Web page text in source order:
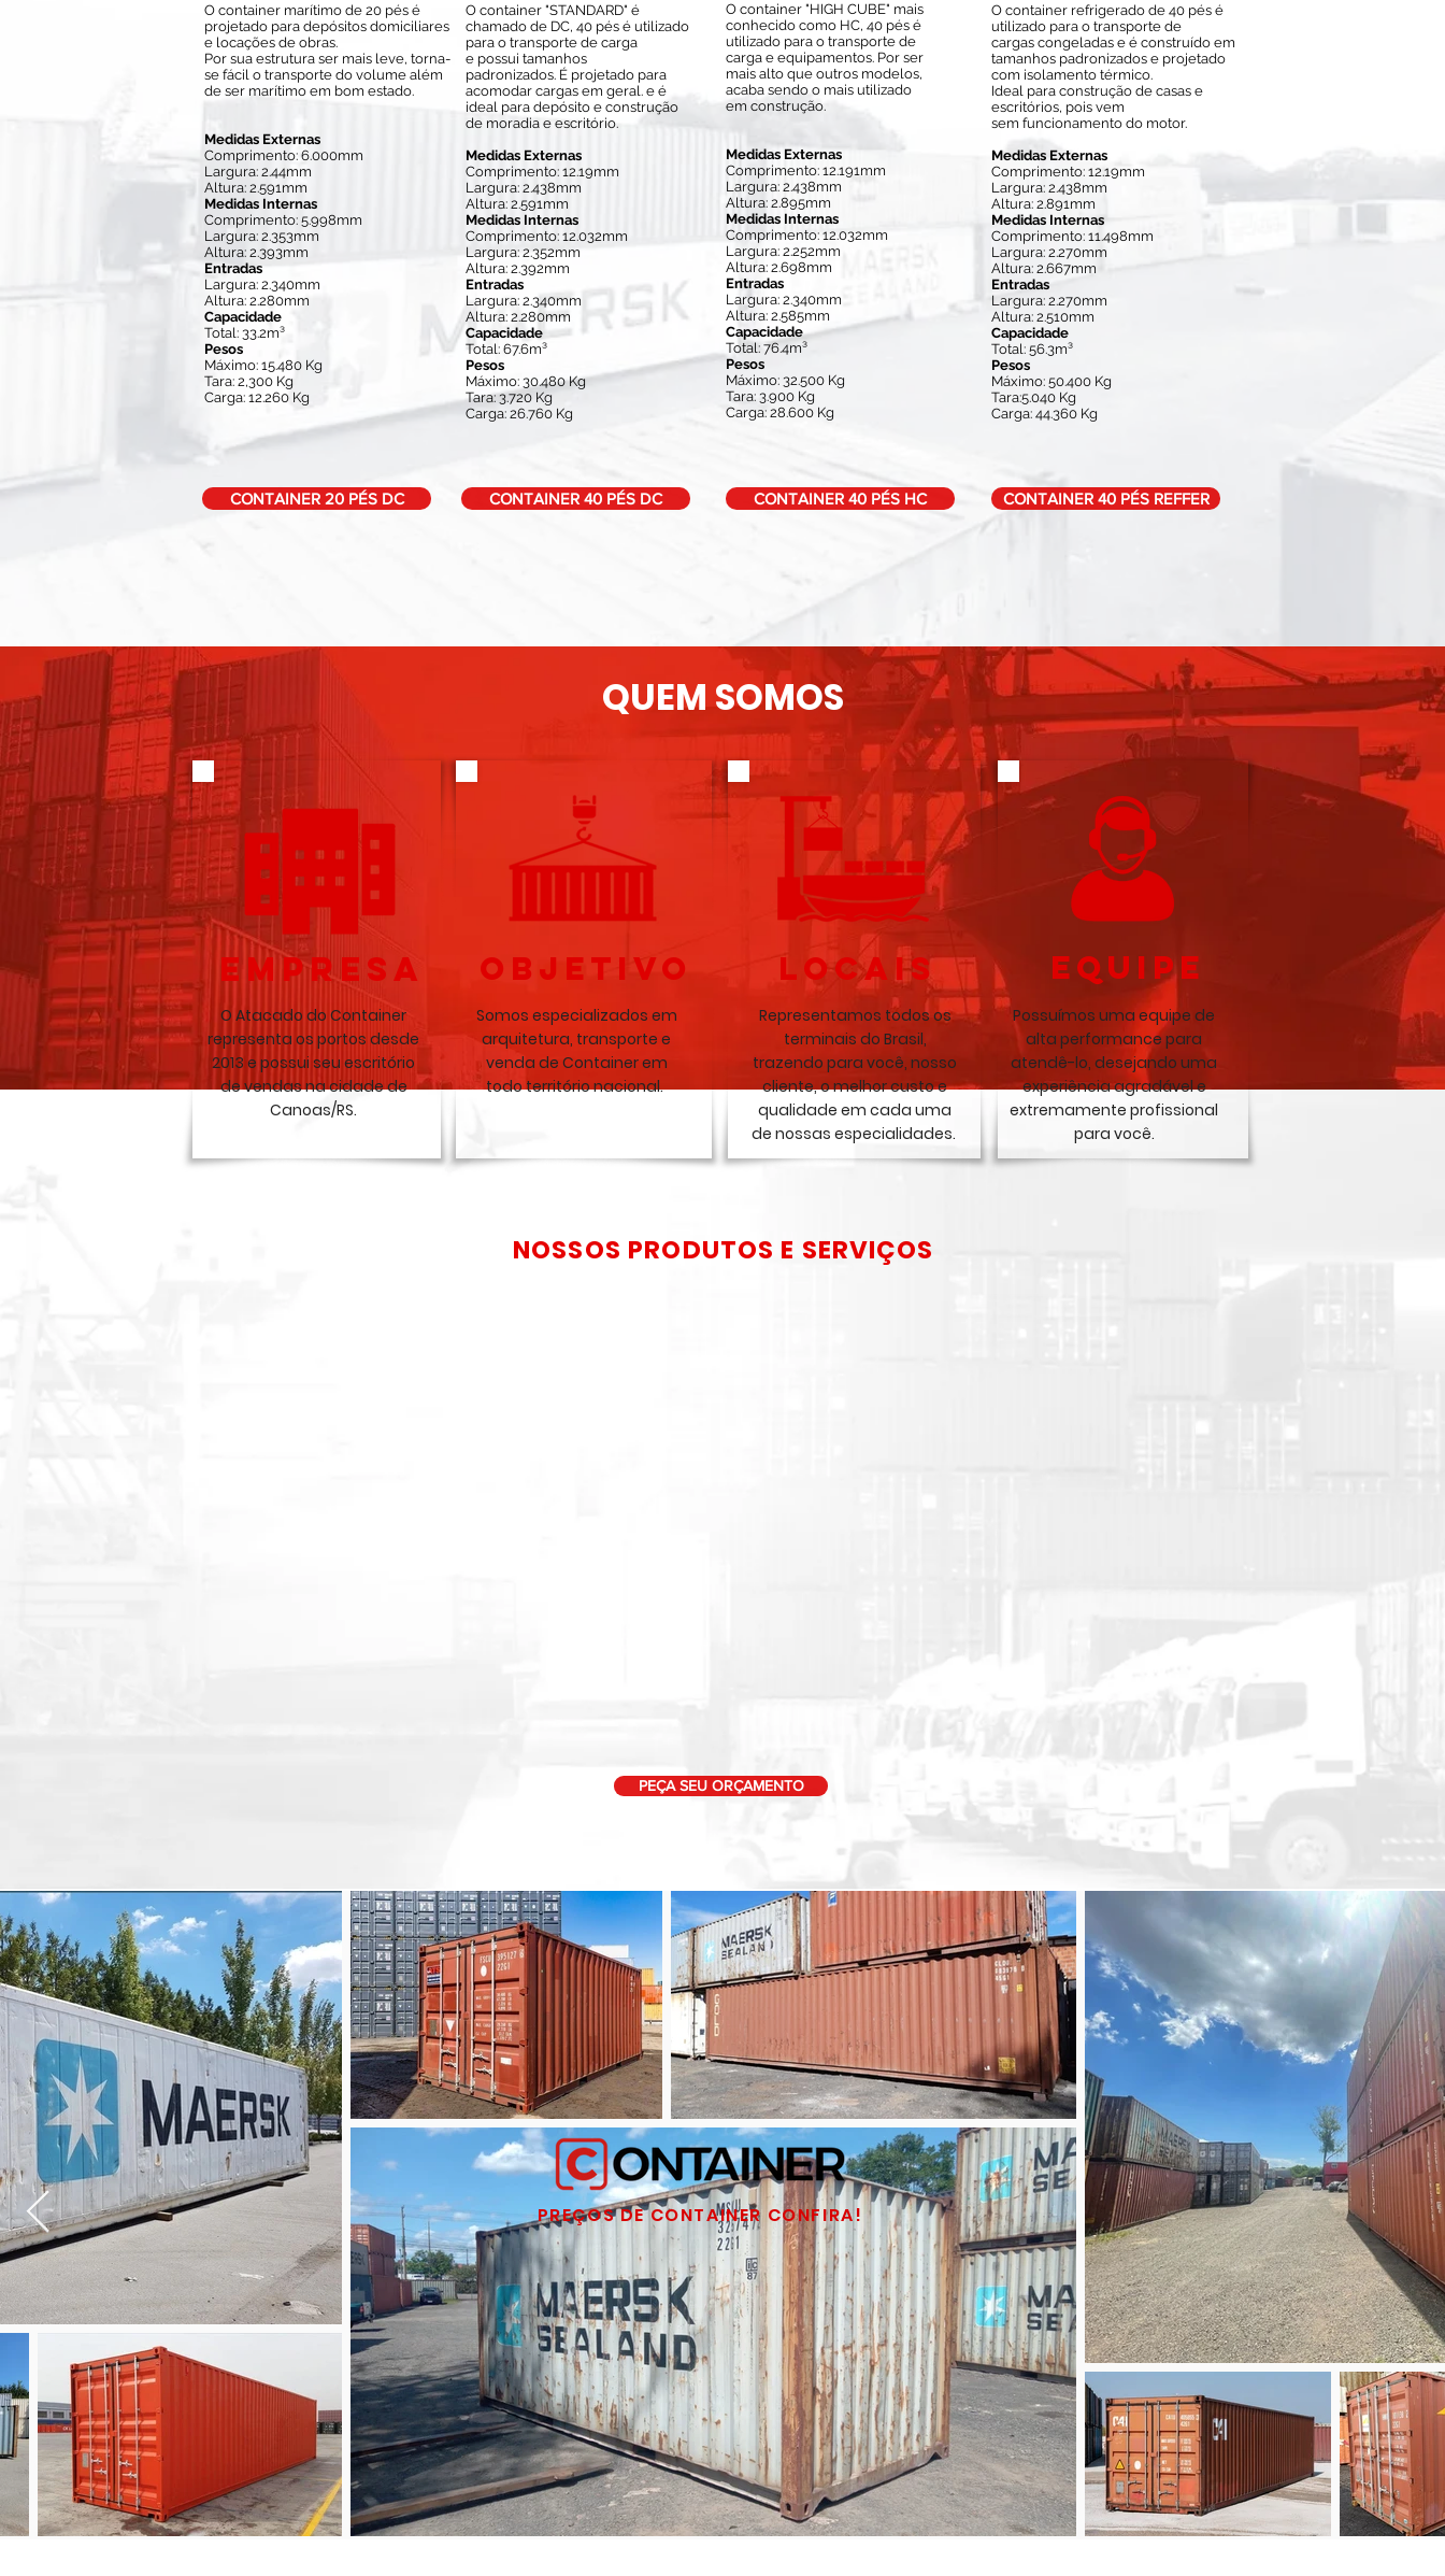
O container marítimo de 20 pés é
projetado para depósitos domiciliares
e locações de obras.
Por sua estrutura ser mais leve, torna-
se fácil o transporte do volume além
de ser marítimo em bom estado.
Medidas Externas
Comprimento: 6.000mm
Largura: 2.44mm
Altura: 2.591mm
Medidas Internas
Comprimento: 5.998mm
Largura: 2.353mm
Altura: 2.393mm
Entradas
Largura: 2.340mm
Altura: 2.280mm
Capacidade
Total: 33.2m³
Pesos
Máximo: 15.480 Kg
Tara: 2,300 Kg
Carga: 12.260 Kg
O container "STANDARD" é
chamado de DC, 40 pés é utilizado
para o transporte de carga
e possui tamanhos
padronizados. É projetado para
acomodar cargas em geral. e é
ideal para depósito e construção
de moradia e escritório.
Medidas Externas
Comprimento: 12.19mm
Largura: 2.438mm
Altura: 2.591mm
Medidas Internas
Comprimento: 12.032mm
Largura: 2.352mm
Altura: 2.392mm
Entradas
Largura: 2.340mm
Altura: 2.280mm
Capacidade
Total: 67.6m³
Pesos
Máximo: 30.480 Kg
Tara: 3.720 Kg
Carga: 26.760 Kg
O container "HIGH CUBE" mais
conhecido como HC, 40 pés é
utilizado para o transporte de
carga e equipamentos. Por ser
mais alto que outros modelos,
acaba sendo o mais utilizado
em construção.
Medidas Externas
Comprimento: 12.191mm
Largura: 2.438mm
Altura: 2.895mm
Medidas Internas
Comprimento: 12.032mm
Largura: 2.252mm
Altura: 2.698mm
Entradas
Largura: 2.340mm
Altura: 2.585mm
Capacidade
Total: 76.4m³
Pesos
Máximo: 32.500 Kg
Tara: 3.900 Kg
Carga: 28.600 Kg
O container refrigerado de 40 pés é
utilizado para o transporte de
cargas congeladas e é construído em
tamanhos padronizados e projetado
com isolamento térmico.
Ideal para construção de casas e
escritórios, pois vem
sem funcionamento do motor.
Medidas Externas
Comprimento: 12.19mm
Largura: 2.438mm
Altura: 2.891mm
Medidas Internas
Comprimento: 11.498mm
Largura: 2.270mm
Altura: 2.667mm
Entradas
Largura: 2.270mm
Altura: 2.510mm
Capacidade
Total: 56.3m³
Pesos
Máximo: 50.400 Kg
Tara:5.040 Kg
Carga: 44.360 Kg
CONTAINER 20 PÉS DC CONTAINER 40 PÉS DC CONTAINER 40 PÉS HC CONTAINER 40 PÉS REFFER
NOSSOS PRODUTOS E SERVIÇOS
PEÇA SEU ORÇAMENTO
QUEM SOMOS
EMPRESA OBJETIVO LOCAIS equipe
O Atacado do Container
representa os portos desde
2013 e possui seu escritório
de vendas na cidade de
Canoas/RS.
Somos especializados em
arquitetura, transporte e
venda de Container em
todo território nacional.
Representamos todos os
terminais do Brasil,
trazendo para você, nosso
cliente, o melhor custo e
qualidade em cada uma
de nossas especialidades.
Possuímos uma equipe de
alta performance para
atendê-lo, desejando uma
experiência agradável e
extremamente profissional
para você.
PREÇOS DE CONTAINER CONFIRA!